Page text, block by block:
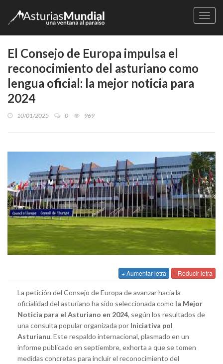
El Consejo de Europa impulsa el
reconocimiento del asturiano como
lengua oficial: la mejor noticia para
2024
10/01/2025 0 969
+ Aumentar letra - Reducir letra
La petición del Consejo de Europa de avanzar hacia la
oficialidad del asturiano ha sido seleccionada como la Mejor
Noticia para el Asturiano en 2024, según los resultados de
una consulta popular organizada por Iniciativa pol
Asturianu. Este respaldo internacional, plasmado en un
informe publicado en septiembre, exhorta a que se tomen
medidas concretas para incluir el reconocimiento del